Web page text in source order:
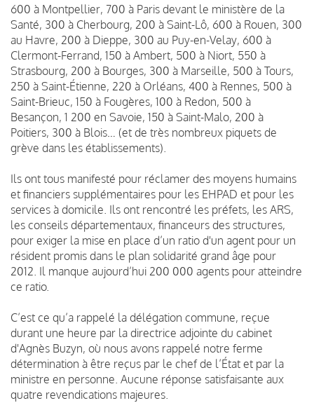
600 à Montpellier, 700 à Paris devant le ministère de la
Santé, 300 à Cherbourg, 200 à Saint-Lô, 600 à Rouen, 300
au Havre, 200 à Dieppe, 300 au Puy-en-Velay, 600 à
Clermont-Ferrand, 150 à Ambert, 500 à Niort, 550 à
Strasbourg, 200 à Bourges, 300 à Marseille, 500 à Tours,
250 à Saint-Étienne, 220 à Orléans, 400 à Rennes, 500 à
Saint-Brieuc, 150 à Fougères, 100 à Redon, 500 à
Besançon, 1 200 en Savoie, 150 à Saint-Malo, 200 à
Poitiers, 300 à Blois… (et de très nombreux piquets de
grève dans les établissements).
Ils ont tous manifesté pour réclamer des moyens humains
et financiers supplémentaires pour les EHPAD et pour les
services à domicile. Ils ont rencontré les préfets, les ARS,
les conseils départementaux, financeurs des structures,
pour exiger la mise en place d’un ratio d'un agent pour un
résident promis dans le plan solidarité grand âge pour
2012. Il manque aujourd’hui 200 000 agents pour atteindre
ce ratio.
C’est ce qu’a rappelé la délégation commune, reçue
durant une heure par la directrice adjointe du cabinet
d'Agnès Buzyn, où nous avons rappelé notre ferme
détermination à être reçus par le chef de l’État et par la
ministre en personne. Aucune réponse satisfaisante aux
quatre revendications majeures.